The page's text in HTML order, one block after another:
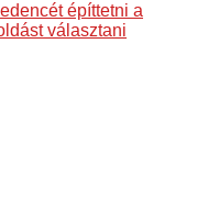
építtetni a
választani